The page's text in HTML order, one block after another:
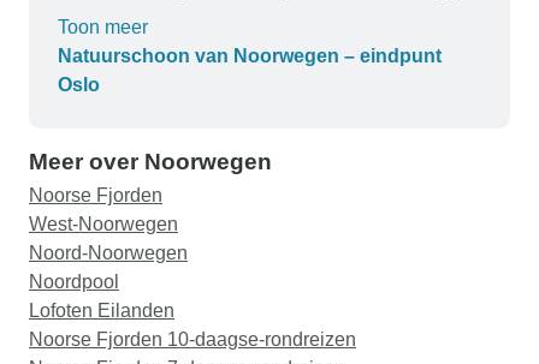
op dag 1 een transfer van hotel naar hotel. Elke
dag slaap je in een andere stad. Het zou beter
zijn als je tenminste één keer
Toon meer
Natuurschoon van Noorwegen – eindpunt
Oslo
Meer over Noorwegen
Noorse Fjorden
West-Noorwegen
Noord-Noorwegen
Noordpool
Lofoten Eilanden
Noorse Fjorden 10-daagse-rondreizen